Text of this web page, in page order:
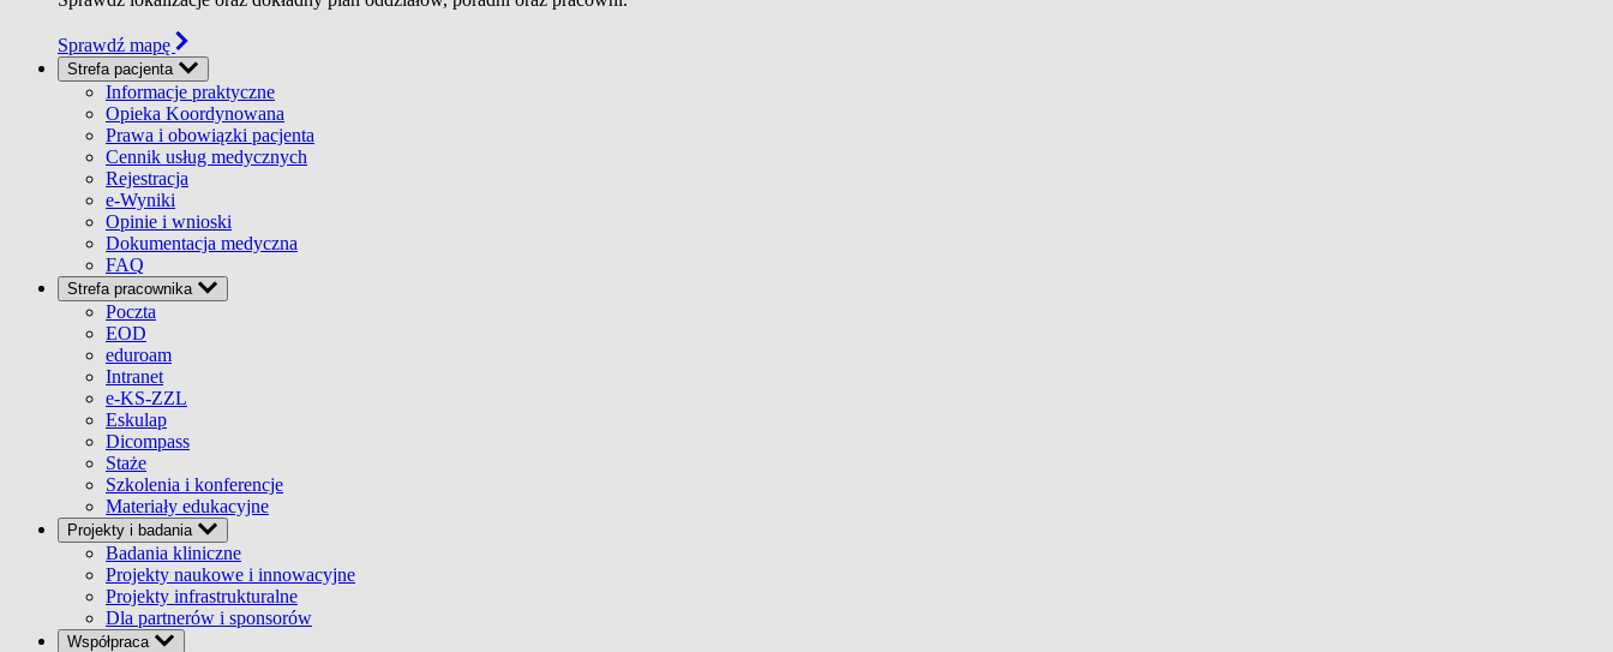
Sprawdź mapę
Strefa pacjenta
Informacje praktyczne
Opieka Koordynowana
Prawa i obowiązki pacjenta
Cennik usług medycznych
Rejestracja
e-Wyniki
Opinie i wnioski
Dokumentacja medyczna
FAQ
Strefa pracownika
Poczta
EOD
eduroam
Intranet
e-KS-ZZL
Eskulap
Dicompass
Staże
Szkolenia i konferencje
Materiały edukacyjne
Projekty i badania
Badania kliniczne
Projekty naukowe i innowacyjne
Projekty infrastrukturalne
Dla partnerów i sponsorów
Współpraca